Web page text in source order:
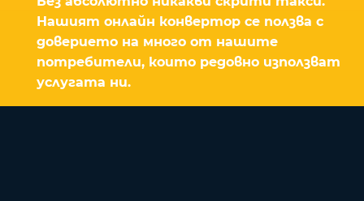
Нашият онлайн конвертор се ползва с
доверието на много от нашите
потребители, които редовно използват
услугата ни.